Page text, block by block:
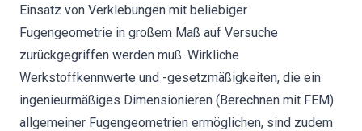
Einsatz von Verklebungen mit beliebiger
Fugengeometrie in großem Maß auf Versuche
zurückgegriffen werden muß. Wirkliche
Werkstoffkennwerte und -gesetzmäßigkeiten, die ein
ingenieurmäßiges Dimensionieren (Berechnen mit FEM)
allgemeiner Fugengeometrien ermöglichen, sind zudem